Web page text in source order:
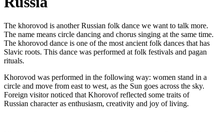
The khorovod is another Russian folk dance we want to talk more.
The name means circle dancing and chorus singing at the same time.
The khorovod dance is one of the most ancient folk dances that has
Slavic roots. This dance was performed at folk festivals and pagan
rituals.
Khorovod was performed in the following way: women stand in a
circle and move from east to west, as the Sun goes across the sky.
Foreign visitor noticed that Khorovof reflected some traits of
Russian character as enthusiasm, creativity and joy of living.